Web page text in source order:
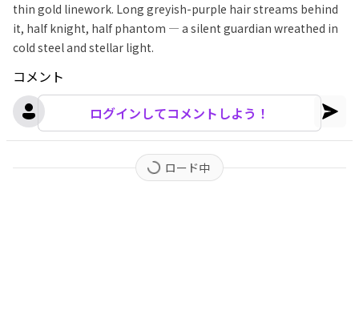
thin gold linework. Long greyish-purple hair streams behind
it, half knight, half phantom — a silent guardian wreathed in
cold steel and stellar light.
コメント
ログインしてコメントしよう！
ロード中